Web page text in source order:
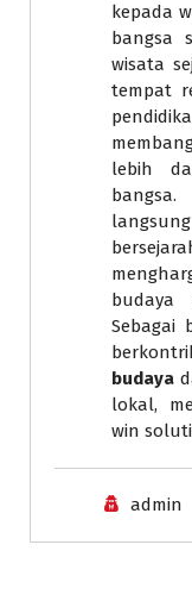
kepada
bangsa
wisata
tempat
lebih
budaya
Sebagai
budaya
lokal,
win
admin